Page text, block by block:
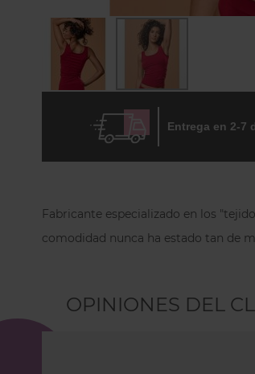
of
Entrega en 2-7
Fabricante especializado en los
comodidad nunca ha estado tan de
OPINIONES DEL